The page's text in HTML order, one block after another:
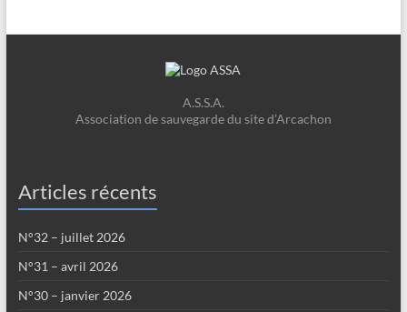
A.S.S.A.
Association de sauvegarde du site d’Arcachon
Articles récents
N°32 – juillet 2026
N°31 – avril 2026
N°30 – janvier 2026